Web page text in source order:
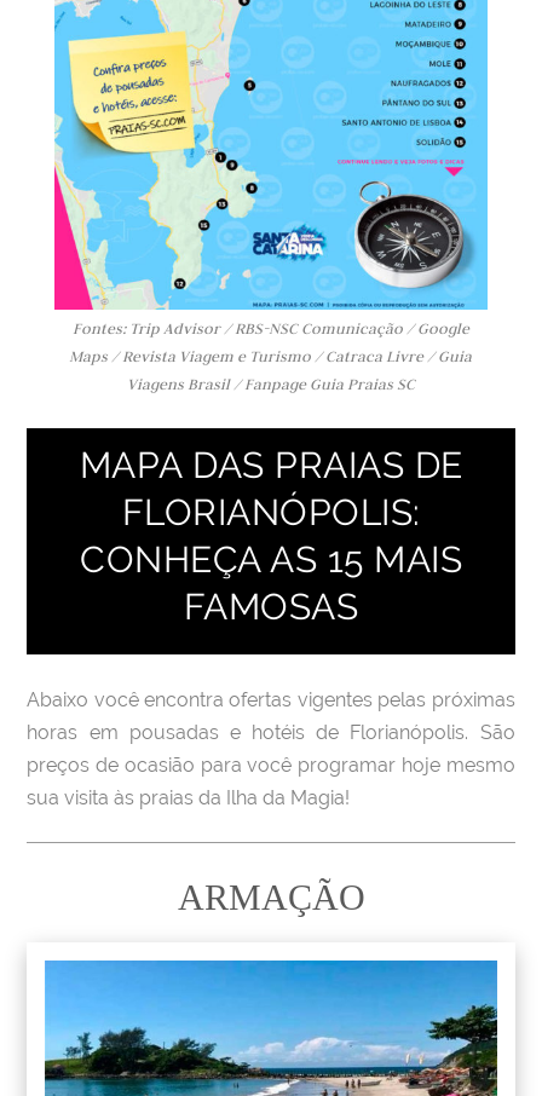
Fontes: Trip Advisor / RBS-NSC Comunicação / Google
Maps / Revista Viagem e Turismo / Catraca Livre / Guia
Viagens Brasil / Fanpage Guia Praias SC
MAPA DAS PRAIAS DE
FLORIANÓPOLIS:
CONHEÇA AS 15 MAIS
FAMOSAS
Abaixo você encontra ofertas vigentes pelas próximas
horas em pousadas e hotéis de Florianópolis. São
preços de ocasião para você programar hoje mesmo
sua visita às praias da Ilha da Magia!
ARMAÇÃO